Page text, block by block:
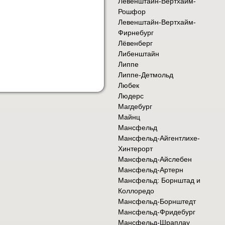
Рошфор
Левенштайн-Вертхайм-
Фирнебург
Лёвенберг
Либенштайн
Липпе
Липпе-Детмольд
Любек
Людерс
Магдебург
Майнц
Мансфельд
Мансфельд-Айгентлихе-
Хинтерорт
Мансфельд-Айслебен
Мансфельд-Артерн
Мансфельд: Борнштад и
Коллоредо
Мансфельд-Борнштедт
Мансфельд-Фридебург
Мансфельд-Шраплау